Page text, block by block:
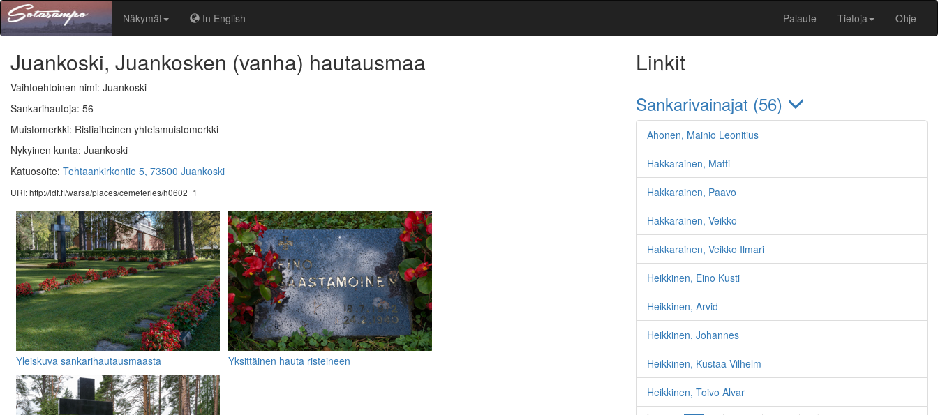
Näkymät In English Palaute Tietoja Ohje
Juankoski, Juankosken (vanha) hautausmaa
Vaihtoehtoinen nimi: Juankoski
Sankarihautoja: 56
Muistomerkki: Ristiaiheinen yhteismuistomerkki
Nykyinen kunta: Juankoski
Katuosoite: Tehtaankirkontie 5, 73500 Juankoski
URI: http://ldf.fi/warsa/places/cemeteries/h0602_1
Yleiskuva sankarihautausmaasta
Yksittäinen hauta risteineen
Linkit
Sankarivainajat (56)
Ahonen, Mainio Leonitius
Hakkarainen, Matti
Hakkarainen, Paavo
Hakkarainen, Veikko
Hakkarainen, Veikko Ilmari
Heikkinen, Eino Kusti
Heikkinen, Arvid
Heikkinen, Johannes
Heikkinen, Kustaa Vilhelm
Heikkinen, Toivo Alvar